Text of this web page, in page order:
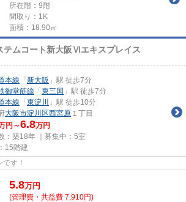
所在階：9階
間取り：1K
面積：18.90㎡
テムコート新大阪Ⅵエキスプレイス
本線 「 新大阪 」駅 徒歩7分
御堂筋線 「 東三国 」駅 徒歩7分
本線 「 東淀川
」駅 徒歩10分
大阪市淀川区西宮原 １丁目
円～6.8万円
：築18年 ｜募集中： 5室
15階建
す！
5.8万円
(管理費・共益費 7,910円)